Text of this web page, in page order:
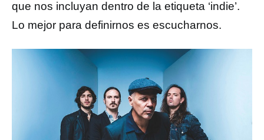
que nos incluyan dentro de la etiqueta ‘indie’.
Lo mejor para definirnos es escucharnos.